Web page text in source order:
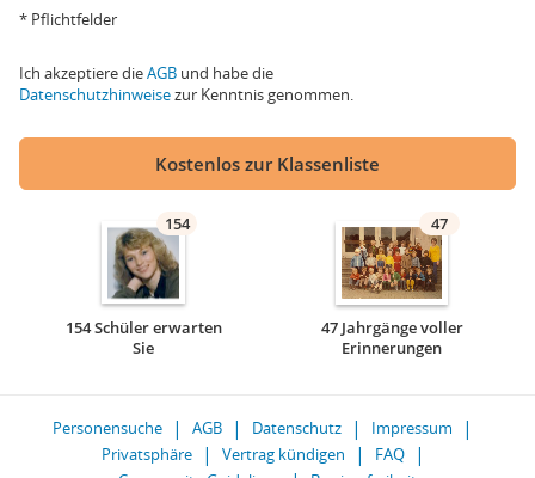
* Pflichtfelder
Ich akzeptiere dieAGB und habe die
Datenschutzhinweisezur Kenntnis genommen.
Kostenlos zur Klassenliste
154
154 Schüler erwarten
Sie
47
47 Jahrgänge voller
Erinnerungen
Personensuche AGB Datenschutz
Impressum
Privatsphäre
Vertrag kündigen
FAQ